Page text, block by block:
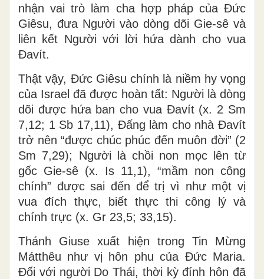
nhận vai trò làm cha hợp pháp của Đức
Giêsu, đưa Người vào dòng dõi Gie-sê và
liên kết Người với lời hứa dành cho vua
Đavít.
Thật vậy, Đức Giêsu chính là niềm hy vọng
của Israel đã được hoàn tất: Người là dòng
dõi được hứa ban cho vua Đavít (x. 2 Sm
7,12; 1 Sb 17,11), Đấng làm cho nhà Đavít
trở nên “được chúc phúc đến muôn đời” (2
Sm 7,29); Người là chồi non mọc lên từ
gốc Gie-sê (x. Is 11,1), “mầm non công
chính” được sai đến để trị vì như một vị
vua đích thực, biết thực thi công lý và
chính trực (x. Gr 23,5; 33,15).
Thánh Giuse xuất hiện trong Tin Mừng
Mátthêu như vị hôn phu của Đức Maria.
Đối với người Do Thái, thời kỳ đính hôn đã